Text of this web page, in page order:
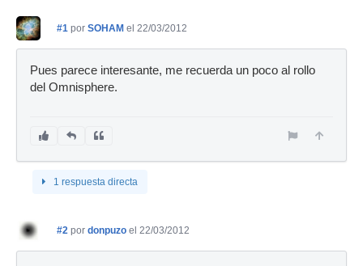
#1 por SOHAM el 22/03/2012
Pues parece interesante, me recuerda un poco al rollo
del Omnisphere.
1 respuesta directa
#2 por donpuzo el 22/03/2012